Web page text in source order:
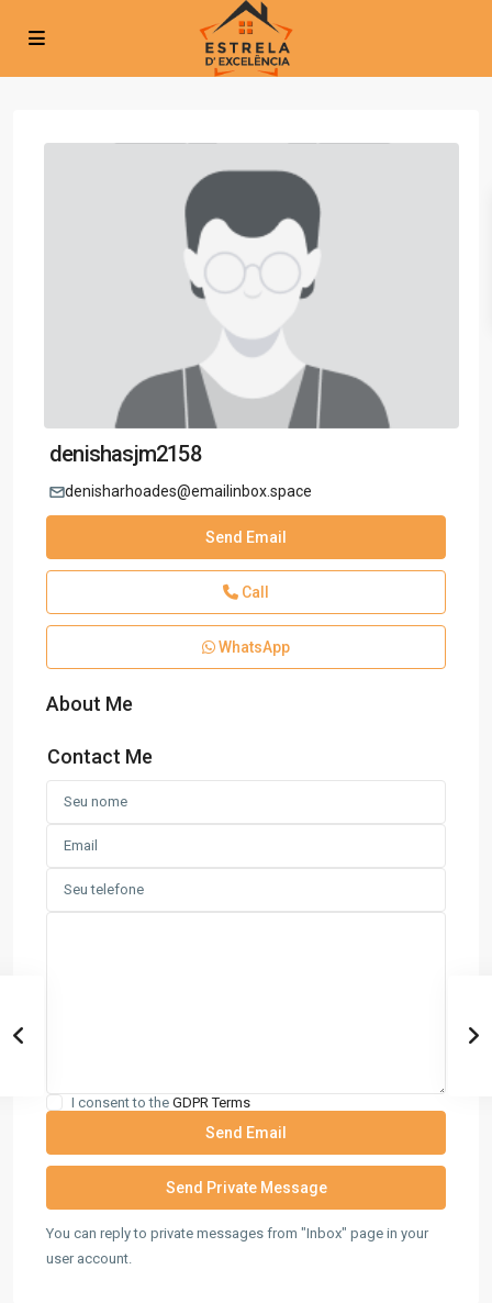
denishasjm2158
denisharhoades@emailinbox.space
Send Email
Call
WhatsApp
About Me
Contact Me
I consent to the GDPR Terms
You can reply to private messages from "Inbox" page in your
user account.